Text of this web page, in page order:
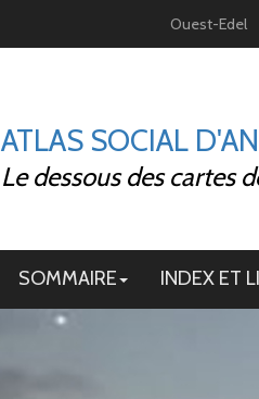
Ouest-Edel
ATLAS SOCIAL
Le dessous des cartes
SOMMAIRE INDEX ET